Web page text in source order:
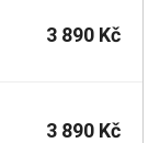
3 890 Kč
3 890 Kč